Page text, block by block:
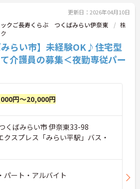
更新日：2026年04月10日
クご長寿くらぶ つくばみらい伊奈東
株
みらい市】未経験OK♪住宅型
介護員の募集＜夜勤専従パー
円～20,000円
くばみらい市 伊奈東33-98
クスプレス「みらい平駅」バス・
パート・アルバイト